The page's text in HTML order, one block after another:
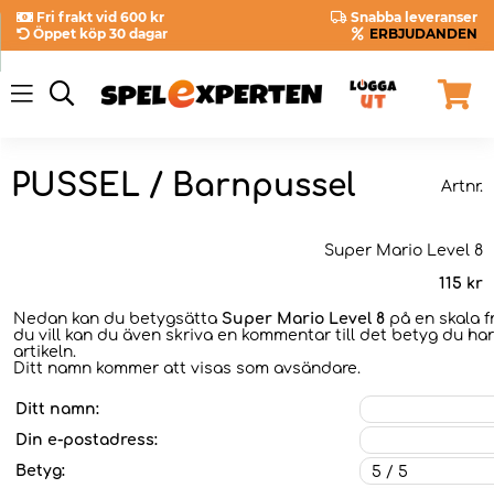
Fri frakt vid 600 kr
Snabba leveranser
Öppet köp 30 dagar
ERBJUDANDEN
PUSSEL / Barnpussel Artnr.
Super Mario Level 8
115 kr
Nedan kan du betygsätta Super Mario Level 8 på en skala
du vill kan du även skriva en kommentar till det betyg du
artikeln.
Ditt namn kommer att visas som avsändare.
Ditt namn:
Din e-postadress:
Betyg: